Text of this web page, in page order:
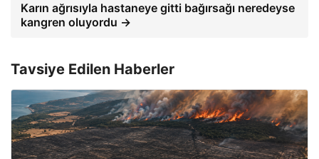
Karın ağrısıyla hastaneye gitti bağırsağı neredeyse
kangren oluyordu →
Tavsiye Edilen Haberler